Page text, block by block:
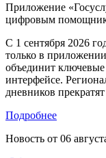
Приложение
цифровым
С 1 сентября 2026
только в
объединит
интерфейсе.
дневников прекратят
Подробнее
Новость от 06